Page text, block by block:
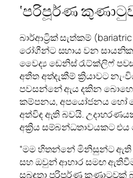
‘පරිපූර්ණ
බාර්ආට්‍රික් සැත්කම්
රෝගීන්ට සහාය වන
වෛද්‍ය ඩෙනිස් රැට්ක්ලිෆ්
අතීත අත්දැකීම් ක්‍රියාවට
පවසන්නේ ඇය දකින
කම්පනය, අපයෝජනය හෝ
අත්විඳ ඇති බවයි.
අක්‍රිය සම්බන්ධතාවයකට එය
“මම හිතන්නේ මිනිසුන්ට ඇති
සහ ඔවුන් ආහාර සමඟ
සබඳතා පරිපූර්ණ කුණාටුවක්